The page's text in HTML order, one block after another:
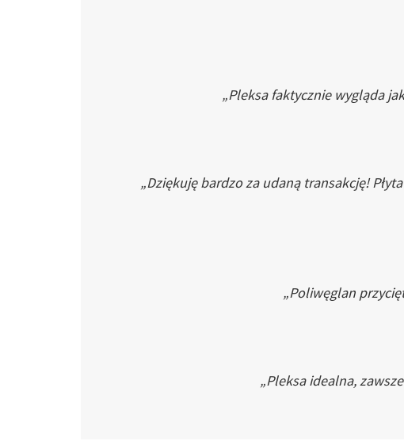
„Pleksa faktycznie wygląda
„Dziękuję bardzo za udaną transakcję!
„Poliwęglan
„Pleksa idealna,